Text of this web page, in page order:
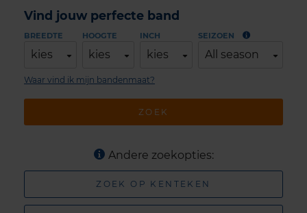
Vind jouw perfecte band
BREEDTE
kies
HOOGTE
kies
INCH
kies
SEIZOEN
All season
ZOEK
Waar vind ik mijn bandenmaat?
Andere zoekopties:
ZOEK OP KENTEKEN